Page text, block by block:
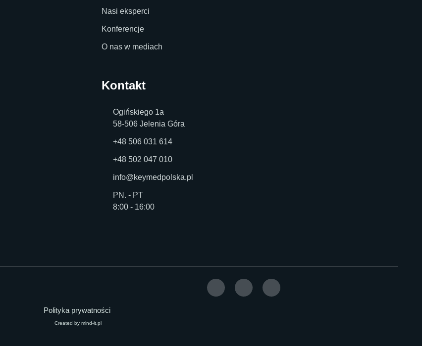
Nasi eksperci
Konferencje
O nas w mediach
Kontakt
Ogińskiego 1a
58-506 Jelenia Góra
+48 506 031 614
+48 502 047 010
info@keymedpolska.pl
PN. - PT
8:00 - 16:00
Polityka prywatności
Created by mind-it.pl